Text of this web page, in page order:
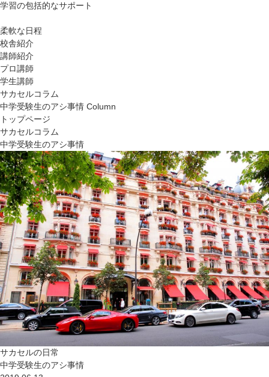
学習の包括的なサポート
柔軟な日程
校舎紹介
講師紹介
プロ講師
学生講師
サカセルコラム
中学受験生のアシ事情 Column
トップページ
サカセルコラム
中学受験生のアシ事情
サカセルの日常
中学受験生のアシ事情